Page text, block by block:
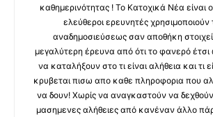
καθημερινότητας ! Το Κατοχικά Νέα είναι
ελεύθεροι ερευνητές χρησιμοποιούν
αναδημοσιεύσεως σαν αποθήκη
μεγαλύτερη έρευνα από ότι το φανερό έτσι
να καταλήξουν στο τι είναι αλήθεια και τι
κρυβεται πισω απο καθε πληροφορια που
να δουν! Χωρίς να αναγκαστούν να δεχθούν
μασημενες αλήθειες από κανέναν άλλο